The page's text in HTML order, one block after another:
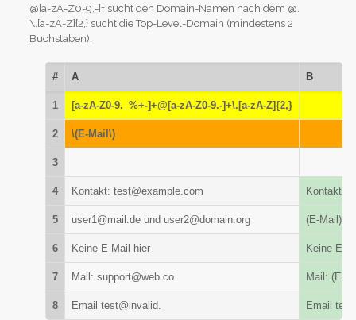
@[a-zA-Z0-9.-]+ sucht den Domain-Namen nach dem @.
\.[a-zA-Z]{2,} sucht die Top-Level-Domain (mindestens 2
Buchstaben).
# A B
1 [a-zA-Z0-9._%+-]+@[a-zA-Z0-9.-]+\.[a-zA-Z]{2,}
2 \(E-Mail\)
3
4 Kontakt: test@example.com Kontakt:
5 user1@mail.de und user2@domain.org (E-Mail)
6 Keine E-Mail hier Keine E-
7 Mail: support@web.co Mail: (E-
8 Email test@invalid. Email